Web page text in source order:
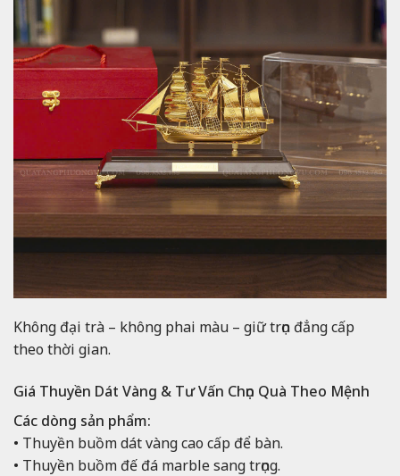
Không đại trà – không phai màu – giữ trọn đẳng cấp
theo thời gian.
Giá Thuyền Dát Vàng & Tư Vấn Chọn Quà Theo Mệnh
Các dòng sản phẩm:
• Thuyền buồm dát vàng cao cấp để bàn.
• Thuyền buồm đế đá marble sang trọng.